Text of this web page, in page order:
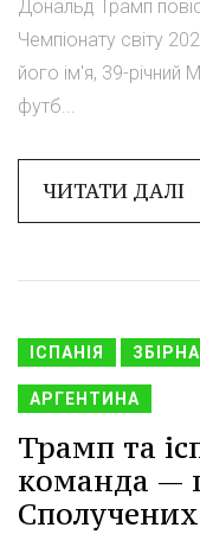
Дональд Трамп
Чемпіонату світу
його ім'я, 39-річний
футб...
ЧИТАТИ ДАЛІ
ІСПАНІЯ
АРГЕНТИНА
Трамп та
команда —